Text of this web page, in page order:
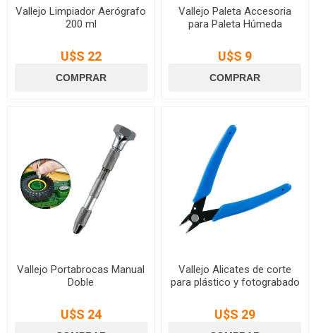
Vallejo Limpiador Aerógrafo
200 ml
U$S 22
Vallejo Paleta Accesoria
para Paleta Húmeda
U$S 9
Vallejo Portabrocas Manual
Doble
U$S 24
Vallejo Alicates de corte
para plástico y fotograbado
U$S 29